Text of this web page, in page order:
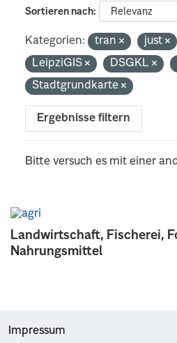
Landwirtschaft, Fischerei,
Nahrungsmittel
Sortieren nach
Kategorien: tran just
LeipziGIS
DSGKL
Stadtgrundkarte
Ergebnisse filtern
Bitte versuch es mit einer
Impressum